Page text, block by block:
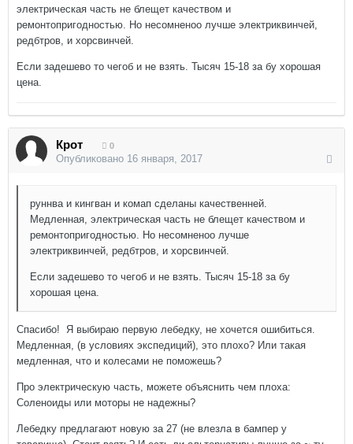
электрическая часть не блещет качеством и
ремонтопригодностью. Но несомненоо лучше электриквинчей,
редбтров, и хорсвинчей.
Если задешево то чегоб и не взять. Тысяч 15-18 за бу хорошая
цена.
Крот
0
Опубликовано 16 января, 2017
руннва и кингван и комап сделаны качественней.
Медленная, электрическая часть не блещет качеством и
ремонтопригодностью. Но несомненоо лучше
электриквинчей, редбтров, и хорсвинчей.
Если задешево то чегоб и не взять. Тысяч 15-18 за бу
хорошая цена.
Спасибо! Я выбираю первую лебедку, не хочется ошибиться.
Медленная, (в условиях экспедиций), это плохо? Или такая
медленная, что и колесами не поможешь?
Про электрическую часть, можете объяснить чем плоха:
Соленоиды или моторы не надежны?
Лебедку предлагают новую за 27 (не влезла в бампер у